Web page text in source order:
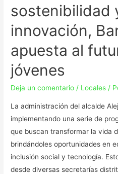
sostenibilidad
innovación,
apuesta al
jóvenes
Deja un comentario / Locales /
La administración del alcalde
implementando una serie de
que buscan transformar la vida
brindándoles oportunidades en
inclusión social y tecnología.
desde diversas secretarías